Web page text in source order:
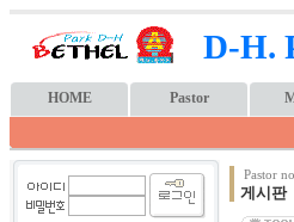
D-H.
HOME Pastor
Pastor
게시판